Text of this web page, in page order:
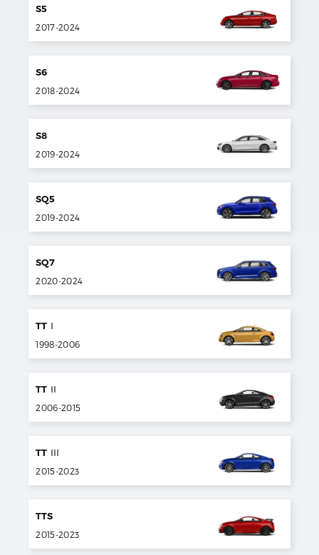
S5
2017-2024
S6
2018-2024
S8
2019-2024
SQ5
2019-2024
SQ7
2020-2024
TT I
1998-2006
TT II
2006-2015
TT III
2015-2023
TTS
2015-2023